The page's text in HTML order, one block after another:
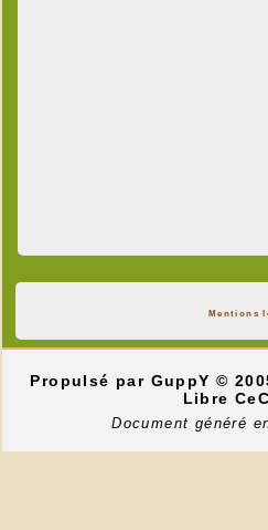
Mentions
Propulsé par GuppY©
Libre
Document généré